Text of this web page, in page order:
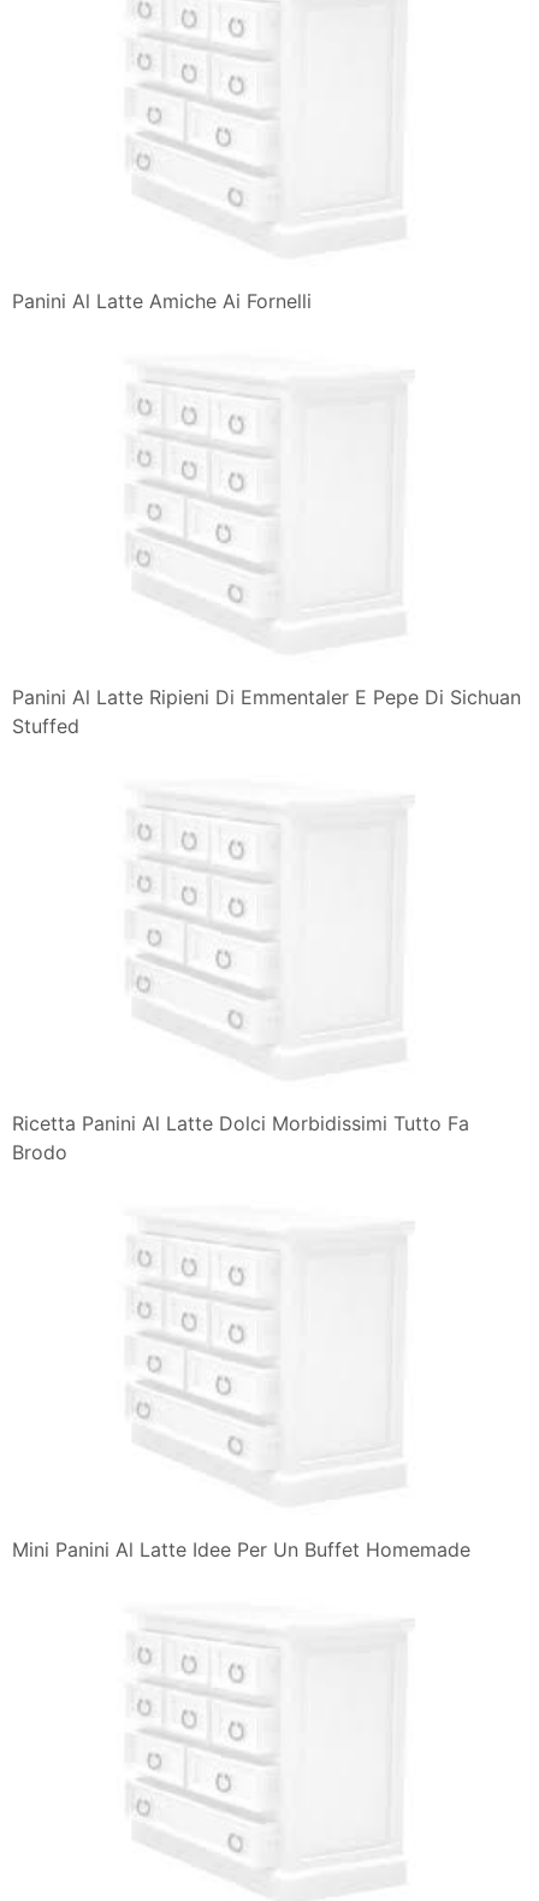
Panini Al Latte Amiche Ai Fornelli
Panini Al Latte Ripieni Di Emmentaler E Pepe Di Sichuan
Stuffed
Ricetta Panini Al Latte Dolci Morbidissimi Tutto Fa
Brodo
Mini Panini Al Latte Idee Per Un Buffet Homemade